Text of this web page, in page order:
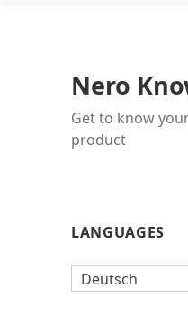
Nero
Get to know
product
LANGUAGES
Deutsch